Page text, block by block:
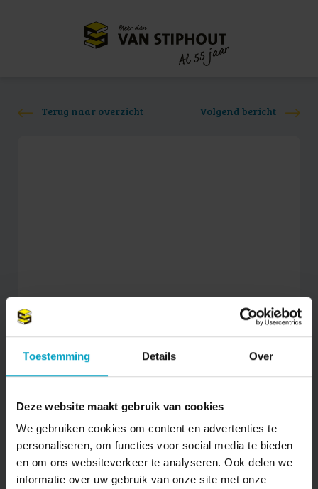
Toestemming Details Over
Deze website maakt gebruik van cookies
We gebruiken cookies om content en advertenties te
personaliseren, om functies voor social media te bieden
en om ons websiteverkeer te analyseren. Ook delen we
informatie over uw gebruik van onze site met onze
Meer dan
Al 55 jaar
Terug naar overzicht Volgend bericht
Wat is een voorlopig ontwerp?
IN ONTWIKKELING 10-11-2025